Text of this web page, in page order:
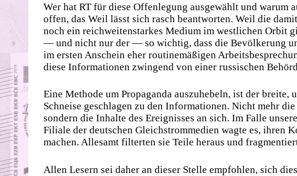
Wer hat RT für diese Offenlegung ausgewählt und warum
offen, das Weil lässt sich rasch beantworten. Weil die
noch ein reichweitenstarkes Medium im westlichen Orbit
— und nicht nur der — so wichtig, dass die Bevölkerung
im ersten Anschein eher routinemäßigen
diese Informationen zwingend von einer russischen
Eine Methode um Propaganda auszuhebeln, ist der
Schneise geschlagen zu den Informationen. Nicht mehr
sondern die Inhalte des Ereignisses an sich. Im Falle
Filiale der deutschen Gleichstrommedien wagte es, ihren
machen. Allesamt filterten sie Teile heraus und
Allen Lesern sei daher an dieser Stelle empfohlen, sich